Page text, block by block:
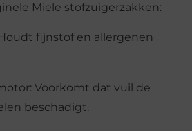
Miele stofzuigerzakken:
fijnstof en allergenen
: Voorkomt dat vuil de
beschadigt.